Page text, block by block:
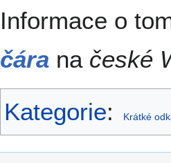
Informace o
čára na české
Kategorie: Krátké